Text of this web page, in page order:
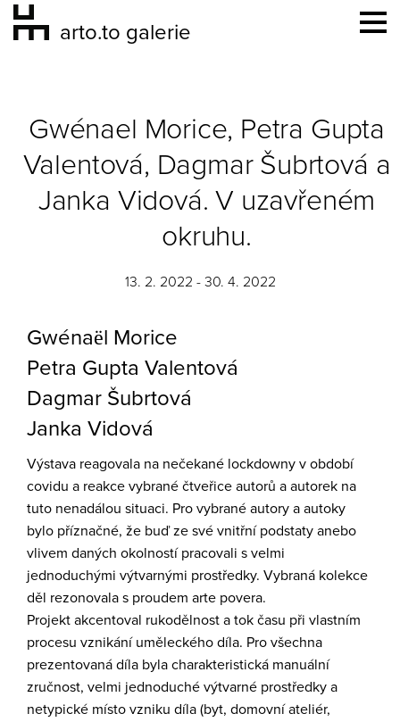
arto.to galerie
Gwénael Morice, Petra Gupta
Valentová, Dagmar Šubrtová a
Janka Vidová. V uzavřeném
okruhu.
13. 2. 2022 - 30. 4. 2022
Gwénaël Morice
Petra Gupta Valentová
Dagmar Šubrtová
Janka Vidová
Výstava reagovala na nečekané lockdowny v období
covidu a reakce vybrané čtveřice autorů a autorek na
tuto nenadálou situaci. Pro vybrané autory a autoky
bylo příznačné, že buď ze své vnitřní podstaty anebo
vlivem daných okolností pracovali s velmi
jednoduchými výtvarnými prostředky. Vybraná kolekce
děl rezonovala s proudem arte povera.
Projekt akcentoval rukodělnost a tok času při vlastním
procesu vznikání uměleckého díla. Pro všechna
prezentovaná díla byla charakteristická manuální
zručnost, velmi jednoduché výtvarné prostředky a
netypické místo vzniku díla (byt, domovní ateliér,